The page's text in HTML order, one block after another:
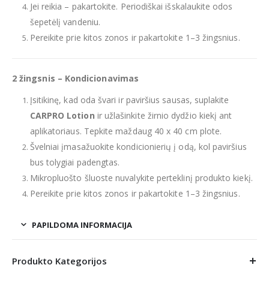
Jei reikia – pakartokite. Periodiškai išskalaukite odos
šepetėlį vandeniu.
Pereikite prie kitos zonos ir pakartokite 1–3 žingsnius.
2 žingsnis – Kondicionavimas
Įsitikinę, kad oda švari ir paviršius sausas, suplakite
CARPRO Lotion ir užlašinkite žirnio dydžio kiekį ant
aplikatoriaus. Tepkite maždaug 40 x 40 cm plote.
Švelniai įmasažuokite kondicionierių į odą, kol paviršius
bus tolygiai padengtas.
Mikropluošto šluoste nuvalykite perteklinį produkto kiekį.
Pereikite prie kitos zonos ir pakartokite 1–3 žingsnius.
PAPILDOMA INFORMACIJA
Produkto Kategorijos